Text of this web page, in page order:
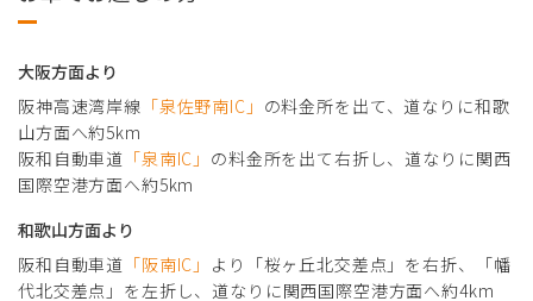
大阪方面より
阪神高速湾岸線 「泉佐野南IC」 の料金所を出て、道なりに和歌
山方面へ約5km
阪和自動車道 「泉南IC」 の料金所を出て右折し、道なりに関西
国際空港方面へ約5km
和歌山方面より
阪和自動車道 「阪南IC」 より「桜ヶ丘北交差点」を右折、「幡
代北交差点」を左折し、道なりに関西国際空港方面へ約4km